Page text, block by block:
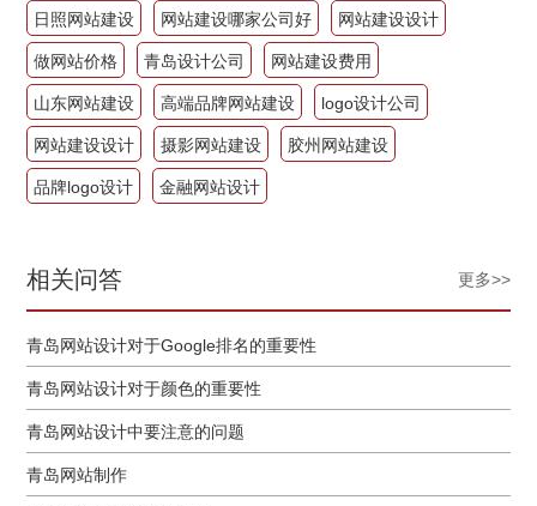
日照网站建设 网站建设哪家公司好 网站建设设计
做网站价格 青岛设计公司 网站建设费用
山东网站建设 高端品牌网站建设 logo设计公司
网站建设设计 摄影网站建设 胶州网站建设
品牌logo设计 金融网站设计
相关问答 更多>>
青岛网站设计对于Google排名的重要性
青岛网站设计对于颜色的重要性
青岛网站设计中要注意的问题
青岛网站制作